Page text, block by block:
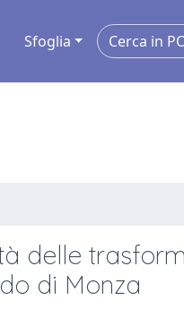
Sfoglia
delle
di Monza